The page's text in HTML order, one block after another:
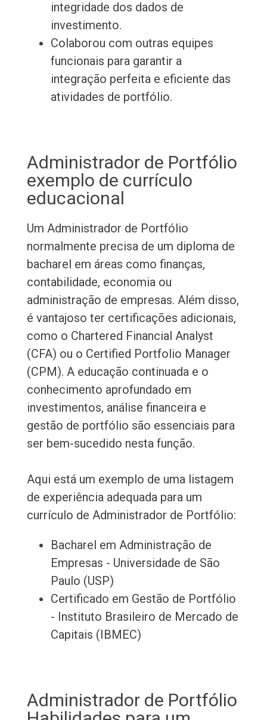
integridade dos dados de
investimento.
Colaborou com outras equipes
funcionais para garantir a
integração perfeita e eficiente das
atividades de portfólio.
Administrador de Portfólio
exemplo de currículo
educacional
Um Administrador de Portfólio
normalmente precisa de um diploma de
bacharel em áreas como finanças,
contabilidade, economia ou
administração de empresas. Além disso,
é vantajoso ter certificações adicionais,
como o Chartered Financial Analyst
(CFA) ou o Certified Portfolio Manager
(CPM). A educação continuada e o
conhecimento aprofundado em
investimentos, análise financeira e
gestão de portfólio são essenciais para
ser bem-sucedido nesta função.
Aqui está um exemplo de uma listagem
de experiência adequada para um
currículo de Administrador de Portfólio:
Bacharel em Administração de
Empresas - Universidade de São
Paulo (USP)
Certificado em Gestão de Portfólio
- Instituto Brasileiro de Mercado de
Capitais (IBMEC)
Administrador de Portfólio